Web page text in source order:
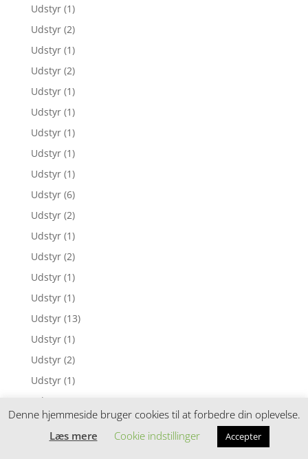
Udstyr (1)
Udstyr (2)
Udstyr (1)
Udstyr (2)
Udstyr (1)
Udstyr (1)
Udstyr (1)
Udstyr (1)
Udstyr (1)
Udstyr (6)
Udstyr (2)
Udstyr (1)
Udstyr (2)
Udstyr (1)
Udstyr (1)
Udstyr (13)
Udstyr (1)
Udstyr (2)
Udstyr (1)
Udstyr
Udstyr (1)
Udstyr (1)
Denne hjemmeside bruger cookies til at forbedre din oplevelse.
Læs mere
Cookie indstillinger Accepter